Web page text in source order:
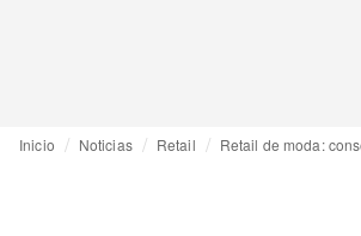
Inicio Noticias Retail